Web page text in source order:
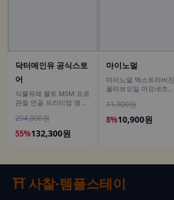
닥터메인유 공식스토
어
식물유래 몰트 MSM 프로
관절 연골 프리미엄 영양
정, 6개
294,000원
55%132,300원
마이노멀
마이노멀 엑스트라버진
올리브오일 마요네즈
11,900원
8%10,900원
⛩️ 사찰·템플스테이